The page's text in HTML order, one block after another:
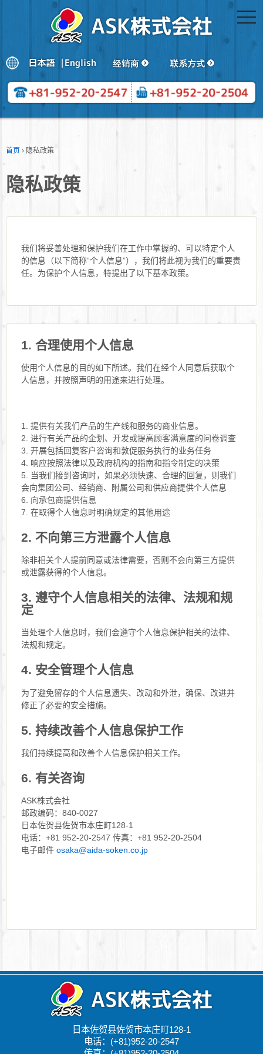
首页 › 隐私政策
隐私政策
我们将妥善处理和保护我们在工作中掌握的、可以特定个人
的信息（以下简称“个人信息”），我们将此视为我们的重要责
任。为保护个人信息，特提出了以下基本政策。
1. 合理使用个人信息
使用个人信息的目的如下所述。我们在经个人同意后获取个
人信息，并按照声明的用途来进行处理。
1. 提供有关我们产品的生产线和服务的商业信息。
2. 进行有关产品的企划、开发或提高顾客满意度的问卷调查
3. 开展包括回复客户咨询和敦促服务执行的业务任务
4. 响应按照法律以及政府机构的指南和指令制定的决策
5. 当我们接到咨询时，如果必须快速、合理的回复，则我们
会向集团公司、经销商、附属公司和供应商提供个人信息
6. 向承包商提供信息
7. 在取得个人信息时明确规定的其他用途
2. 不向第三方泄露个人信息
除非相关个人提前同意或法律需要，否则不会向第三方提供
或泄露获得的个人信息。
3. 遵守个人信息相关的法律、法规和规
定
当处理个人信息时，我们会遵守个人信息保护相关的法律、
法规和规定。
4. 安全管理个人信息
为了避免留存的个人信息遗失、改动和外泄，确保、改进并
修正了必要的安全措施。
5. 持续改善个人信息保护工作
我们持续提高和改善个人信息保护相关工作。
6. 有关咨询
ASK株式会社
邮政编码：840-0027
日本佐贺县佐贺市本庄町128-1
电话：+81 952-20-2547 传真：+81 952-20-2504
电子邮件 osaka@aida-soken.co.jp
日本佐贺县佐贺市本庄町128-1
电话：(+81)952-20-2547